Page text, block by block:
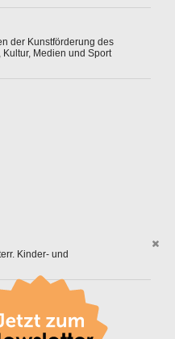
der Kunstförderung des
Medien und Sport
Kinder- und